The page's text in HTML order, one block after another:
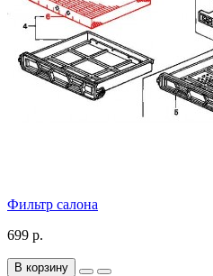
Фильтр салона
699 р.
В корзину